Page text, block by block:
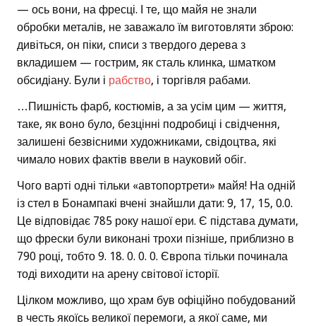
— ось вони, на фресці. І те, що майя не знали
обробки металів, не заважало їм виготовляти зброю:
дивіться, он піки, списи з твердого дерева з
вкладишем — гострим, як сталь клинка, шматком
обсидіану. Були і рабство, і торгівля рабами.
…Пишність фарб, костюмів, а за усім цим — життя,
таке, як воно було, безцінні подробиці і свідчення,
залишені безвісними художниками, свідоцтва, які
чимало нових фактів ввели в науковий обіг.
Чого варті одні тільки «автопортрети» майя! На одній
із стел в Бонампакі вчені знайшли дати: 9, 17, 15, 0.0.
Це відповідає 785 року нашої ери. Є підстава думати,
що фрески були виконані трохи пізніше, приблизно в
790 році, тобто 9. 18. 0. 0. 0. Європа тільки починала
тоді виходити на арену світової історії.
Цілком можливо, що храм був офіційно побудований
в честь якоїсь великої перемоги, а якої саме, ми